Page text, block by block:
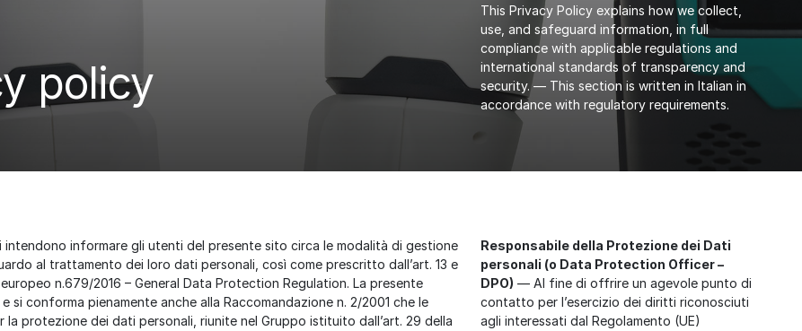
policy
This Privacy Policy explains how we collect,
use, and safeguard information, in full
compliance with applicable regulations and
international standards of transparency and
security. — This section is written in Italian in
accordance with regulatory requirements.
intendono informare gli utenti del presente sito circa le modalità di gestione
al trattamento dei loro dati personali, così come prescritto dall’art. 13 e
n.679/2016 – General Data Protection Regulation. La presente
si conforma pienamente anche alla Raccomandazione n. 2/2001 che le
la protezione dei dati personali, riunite nel Gruppo istituito dall’art. 29 della
Responsabile della Protezione dei Dati
personali (o Data Protection Officer –
DPO) — Al fine di offrire un agevole punto di
contatto per l’esercizio dei diritti riconosciuti
agli interessati dal Regolamento (UE)